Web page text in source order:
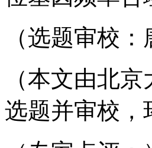
（选题审校
（本文由北
选题并审校，